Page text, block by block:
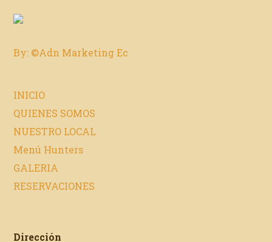
By: ©Adn Marketing Ec
INICIO
QUIENES SOMOS
NUESTRO LOCAL
Menú Hunters
GALERIA
RESERVACIONES
Dirección